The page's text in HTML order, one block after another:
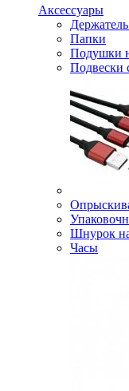
Аксессуары
Папки
Подушки
Подвески
Шнурок
Часы